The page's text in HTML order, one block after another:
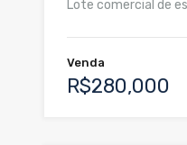
Lote comercial de
Venda
R$280,000